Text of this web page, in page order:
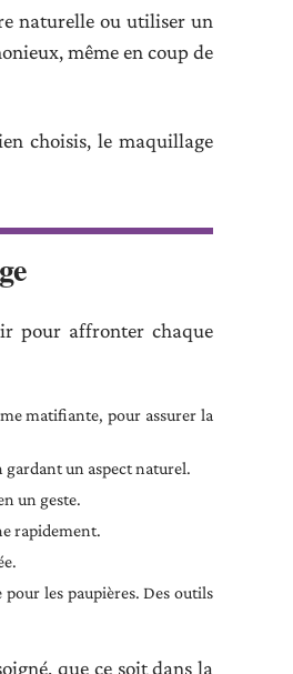
naturelle ou utiliser un
même en coup de
choisis, le maquillage
pour affronter chaque
matifiante, pour assurer la
gardant un aspect naturel.
un geste.
rapidement.
les paupières. Des outils
que ce soit dans la